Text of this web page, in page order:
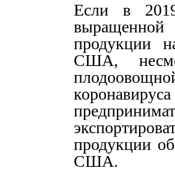
Если в
выращенной
продукции
США,
продукции
США.